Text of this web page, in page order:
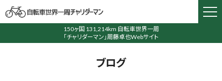
150ヶ国 131,214km 自転車世界一周
「チャリダーマン」周藤卓也Webサイト
ブログ